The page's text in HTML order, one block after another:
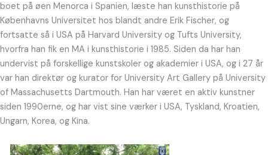
boet på øen Menorca i Spanien, læste han kunsthistorie på
Københavns Universitet hos blandt andre Erik Fischer, og
fortsatte så i USA på Harvard University og Tufts University,
hvorfra han fik en MA i kunsthistorie i 1985. Siden da har han
undervist på forskellige kunstskoler og akademier i USA, og i 27 år
var han direktør og kurator for University Art Gallery på University
of Massachusetts Dartmouth. Han har været en aktiv kunstner
siden 1990erne, og har vist sine værker i USA, Tyskland, Kroatien,
Ungarn, Korea, og Kina.